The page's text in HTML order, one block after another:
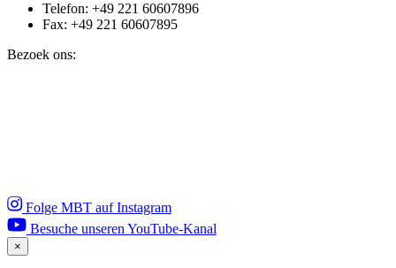
Telefon: +49 221 60607896
Fax: +49 221 60607895
Bezoek ons:
Folge MBT auf Instagram
Besuche unseren YouTube-Kanal
×
Close